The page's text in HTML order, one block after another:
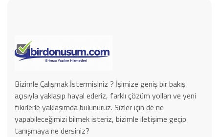
Bizimle Çalışmak İstermisiniz ? İşimize geniş bir bakış
açısıyla yaklaşıp hayal ederiz, farklı çözüm yolları ve yeni
fikirlerle yaklaşımda bulunuruz. Sizler için de ne
yapabileceğimizi bilmek isteriz, bizimle iletişime geçip
tanışmaya ne dersiniz?